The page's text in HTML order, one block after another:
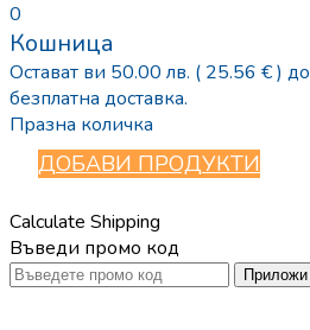
0
Кошница
Остават ви 50.00 лв. ( 25.56 € ) до
безплатна доставка.
Празна количка
ДОБАВИ ПРОДУКТИ
Calculate Shipping
Въведи промо код
Приложи